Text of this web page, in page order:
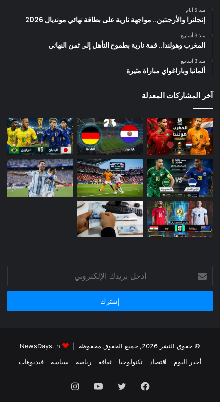
منذ 5 أيام
إنجلترا والأرجنتين.. مواجهة نارية على بطاقة نهائي مونديال 2026
منذ 3 أسابيع
المغرب وهولندا.. قمة نارية بطموح التأهل إلى ثمن النهائي
منذ 3 أسابيع
ألمانيا وباراغواي مباراة مثيرة
آخر المشاركات المعدلة
بريدك
الإلكتروني
© حقوق النشر 2026, جميع الحقوق محفوظة |
أخبار اليوم
اقتصاد تكنولوجيا ثقافة رياضة سياسة فيديوهات
فيسبوك تويتر يوتيوبانستقرام